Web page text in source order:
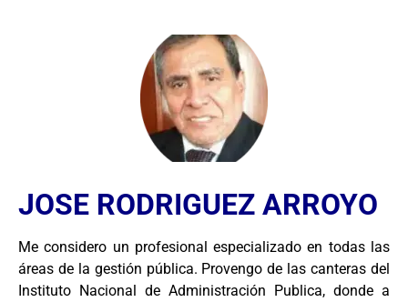
JOSE RODRIGUEZ ARROYO
Me considero un profesional especializado en todas las
áreas de la gestión pública. Provengo de las canteras del
Instituto Nacional de Administración Publica, donde a